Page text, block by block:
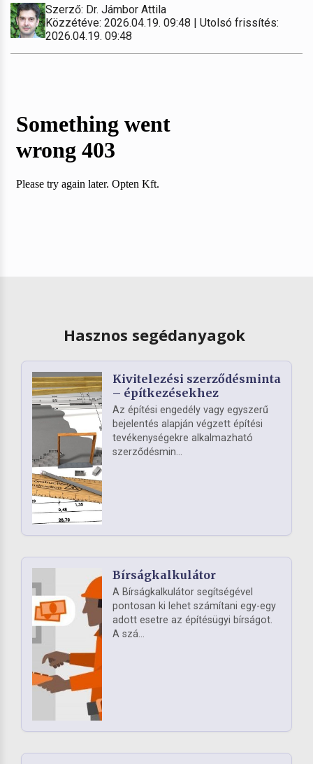
Szerző: Dr. Jámbor Attila
Közzétéve: 2026.04.19. 09:48 | Utolsó frissítés:
2026.04.19. 09:48
Hasznos segédanyagok
Kivitelezési szerződésminta
– építkezésekhez
Az építési engedély vagy egyszerű
bejelentés alapján végzett építési
tevékenységekre alkalmazható
szerződésmin...
Bírságkalkulátor
A Bírságkalkulátor segítségével
pontosan ki lehet számítani egy-egy
adott esetre az építésügyi bírságot.
A szá...